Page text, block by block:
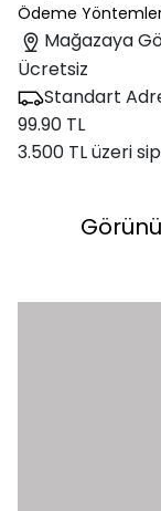
Ödeme
Mağazaya
Ücretsiz
Standart
99.90 TL
3.500 TL üzeri